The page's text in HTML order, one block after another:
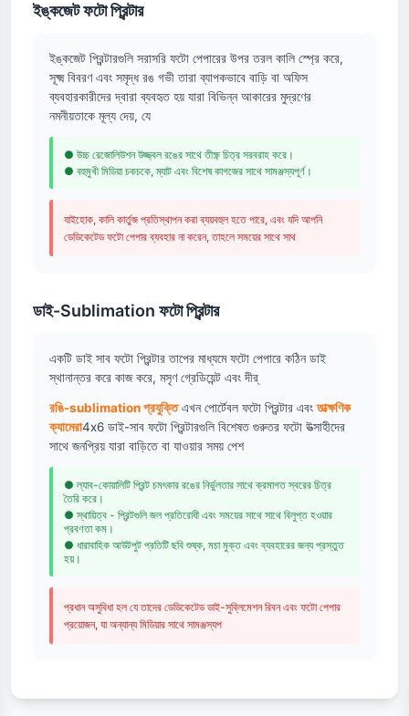
ইঙ্কজেট ফটো প্রিন্টার
ইঙ্কজেট প্রিন্টারগুলি সরাসরি ফটো পেপারের উপর তরল কালি স্প্রে করে,
সূক্ষ্ম বিবরণ এবং সমৃদ্ধ রঙ গভী তারা ব্যাপকভাবে বাড়ি বা অফিস
ব্যবহারকারীদের দ্বারা ব্যবহৃত হয় যারা বিভিন্ন আকারের মুদ্রণের
নমনীয়তাকে মূল্য দেয়, যে
● উচ্চ রেজোলিউশন উজ্জ্বল রঙের সাথে তীক্ষ্ণ চিত্র সরবরাহ করে।
● বহুমুখী মিডিয়া চকচকে, ম্যাট এবং বিশেষ কাগজের সাথে সামঞ্জস্যপূর্ণ।
যাইহোক, কালি কার্তুজ প্রতিস্থাপন করা ব্যয়বহুল হতে পারে, এবং যদি আপনি
ডেডিকেটেড ফটো পেপার ব্যবহার না করেন, তাহলে সময়ের সাথে সাথ
ডাই-Sublimation ফটো প্রিন্টার
একটি ডাই সাব ফটো প্রিন্টার তাপের মাধ্যমে ফটো পেপারে কঠিন ডাই
স্থানান্তর করে কাজ করে, মসৃণ গ্রেডিয়েন্ট এবং দীর্
রঙি-sublimation প্রযুক্তিএখন পোর্টেবল ফটো প্রিন্টার এবংতাত্ক্ষণিক
ক্যামেরা4x6 ডাই-সাব ফটো প্রিন্টারগুলি বিশেষত গুরুতর ফটো উত্সাহীদের
সাথে জনপ্রিয় যারা বাড়িতে বা যাওয়ার সময় পেশ
● ল্যাব-কোয়ালিটি প্রিন্ট চমৎকার রঙের নির্ভুলতার সাথে ক্রমাগত স্বরের চিত্র
তৈরি করে।
● স্থায়িত্ব - প্রিন্টগুলি জল প্রতিরোধী এবং সময়ের সাথে সাথে বিলুপ্ত হওয়ার
প্রবণতা কম।
● ধারাবাহিক আউটপুট প্রতিটি ছবি শুষ্ক, মচা মুক্ত এবং ব্যবহারের জন্য প্রস্তুত
হয়।
প্রধান অসুবিধা হল যে তাদের ডেডিকেটেড ডাই-সুব্লিমেশন রিবন এবং ফটো পেপার
প্রয়োজন, যা অন্যান্য মিডিয়ার সাথে সামঞ্জস্যপ